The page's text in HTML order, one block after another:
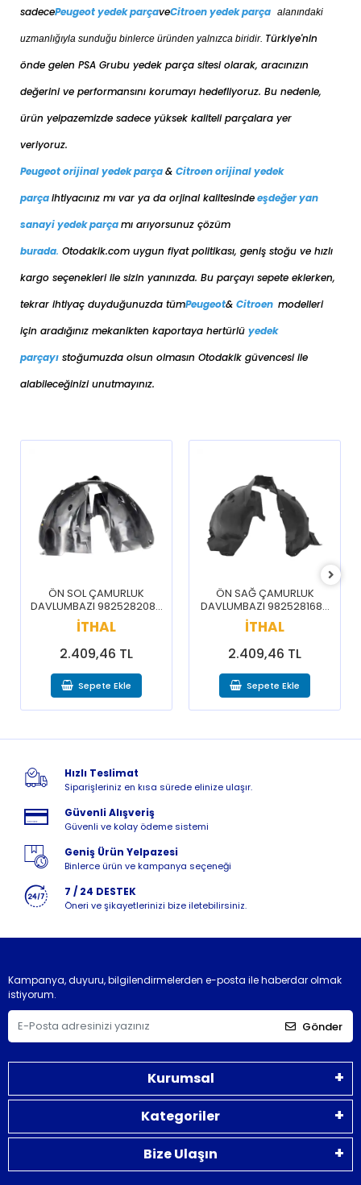
sadecePeugeot yedek parçaveCitroen yedek parça alanındaki
uzmanlığıyla sunduğu binlerce üründen yalnızca biridir. Türkiye'nin
önde gelen PSA Grubu yedek parça sitesi olarak, aracınızın
değerini ve performansını korumayı hedefliyoruz. Bu nedenle,
ürün yelpazemizde sadece yüksek kaliteli parçalara yer
veriyoruz.
Peugeot orijinal yedek parça& Citroen orijinal yedek
parçaihtiyacınız mı var ya da orjinal kalitesindeeşdeğeryan
sanayi yedek parçamı arıyorsunuz çözüm
burada. Otodakik.com uygun fiyat politikası, geniş stoğu ve hızlı
kargo seçenekleri ile sizin yanınızda. Bu parçayı sepete eklerken,
tekrar ihtiyaç duyduğunuzda tümPeugeot& Citroen modelleri
için aradığınız mekanikten kaportaya hertürlü yedek
parçayı stoğumuzda olsun olmasın Otodakik güvencesi ile
alabileceğinizi unutmayınız.
ÖN SOL ÇAMURLUK
DAVLUMBAZI 9825282080
/ 3008 5008 16-20
İTHAL
2.409,46 TL
Sepete Ekle
ÖN SAĞ ÇAMURLUK
DAVLUMBAZI 9825281680
/ 3008 5008 16-20
İTHAL
2.409,46 TL
Sepete Ekle
Hızlı Teslimat
Siparişleriniz en kısa sürede elinize ulaşır.
Güvenli Alışveriş
Güvenli ve kolay ödeme sistemi
Geniş Ürün Yelpazesi
Binlerce ürün ve kampanya seçeneği
7 / 24 DESTEK
Öneri ve şikayetlerinizi bize iletebilirsiniz.
Kampanya, duyuru, bilgilendirmelerden e-posta ile haberdar olmak
istiyorum.
Gönder
Kurumsal
Kategoriler
Bize Ulaşın